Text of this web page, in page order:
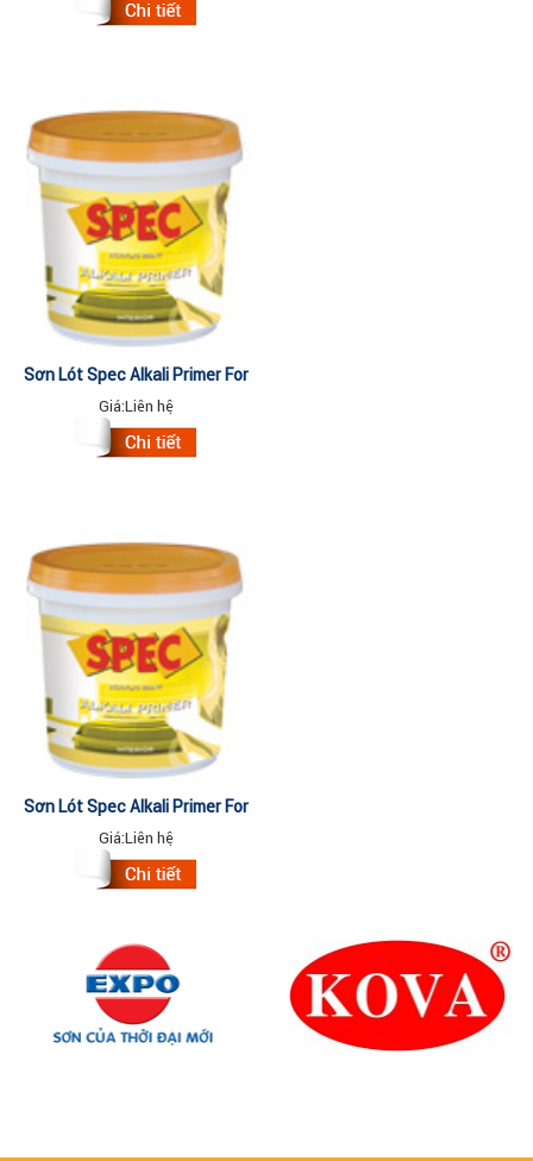
Sơn Lót Spec Alkali Primer For
INT 4.375Lit
Giá:Liên hệ
Sơn Lót Spec Alkali Primer For
INT 18Lit
Giá:Liên hệ